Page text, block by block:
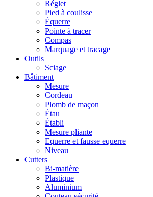
Réglet
Pied à coulisse
Équerre
Pointe à tracer
Compas
Marquage et tracage
Outils
Sciage
Bâtiment
Mesure
Cordeau
Plomb de maçon
Étau
Établi
Mesure pliante
Equerre et fausse equerre
Niveau
Cutters
Bi-matière
Plastique
Aluminium